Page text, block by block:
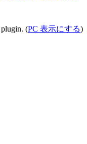
(PC 表示にする)